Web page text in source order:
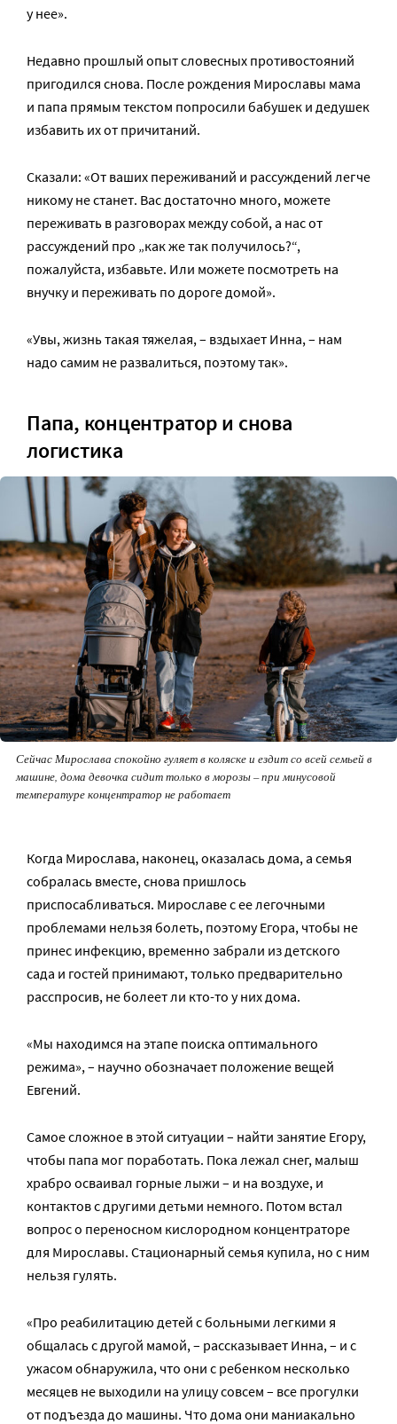
у нее».
Недавно прошлый опыт словесных противостояний
пригодился снова. После рождения Мирославы мама
и папа прямым текстом попросили бабушек и дедушек
избавить их от причитаний.
Сказали: «От ваших переживаний и рассуждений легче
никому не станет. Вас достаточно много, можете
переживать в разговорах между собой, а нас от
рассуждений про „как же так получилось?“,
пожалуйста, избавьте. Или можете посмотреть на
внучку и переживать по дороге домой».
«Увы, жизнь такая тяжелая, – вздыхает Инна, – нам
надо самим не развалиться, поэтому так».
Папа, концентратор и снова
логистика
Сейчас Мирослава спокойно гуляет в коляске и ездит со всей семьей в
машине, дома девочка сидит только в морозы – при минусовой
температуре концентратор не работает
Когда Мирослава, наконец, оказалась дома, а семья
собралась вместе, снова пришлось
приспосабливаться. Мирославе с ее легочными
проблемами нельзя болеть, поэтому Егора, чтобы не
принес инфекцию, временно забрали из детского
сада и гостей принимают, только предварительно
расспросив, не болеет ли кто-то у них дома.
«Мы находимся на этапе поиска оптимального
режима», – научно обозначает положение вещей
Евгений.
Самое сложное в этой ситуации – найти занятие Егору,
чтобы папа мог поработать. Пока лежал снег, малыш
храбро осваивал горные лыжи – и на воздухе, и
контактов с другими детьми немного. Потом встал
вопрос о переносном кислородном концентраторе
для Мирославы. Стационарный семья купила, но с ним
нельзя гулять.
«Про реабилитацию детей с больными легкими я
общалась с другой мамой, – рассказывает Инна, – и с
ужасом обнаружила, что они с ребенком несколько
месяцев не выходили на улицу совсем – все прогулки
от подъезда до машины. Что дома они маниакально